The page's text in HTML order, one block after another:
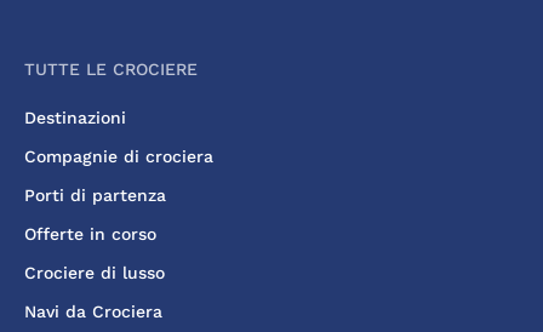
TUTTE LE CROCIERE
Destinazioni
Compagnie di crociera
Porti di partenza
Offerte in corso
Crociere di lusso
Navi da Crociera